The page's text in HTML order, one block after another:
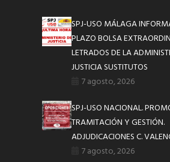
SPJ-USO MÁLAGA
PLAZO BOLSA
LETRADOS DE LA
JUSTICIA SUSTITUTOS
7 agosto, 2026
SPJ-USO NACIONAL.
TRAMITACIÓN Y GESTIÓN.
ADJUDICACIONES C.
7 agosto, 2026